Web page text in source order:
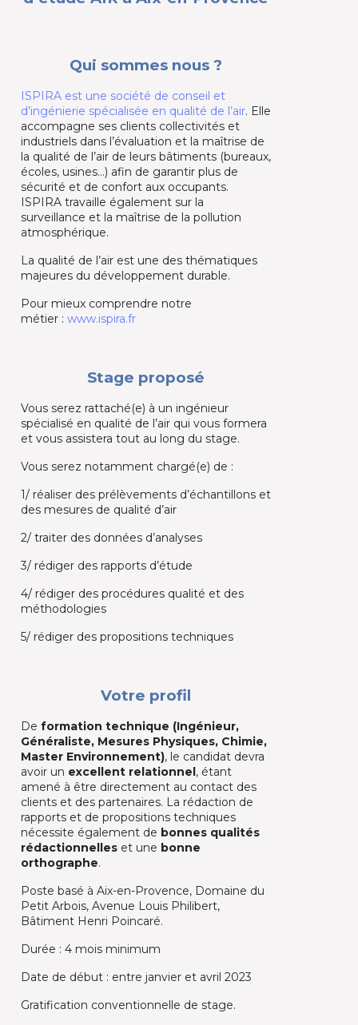
Qui sommes nous ?
ISPIRA est une société de conseil et
d’ingénierie spécialisée en qualité de l’air. Elle
accompagne ses clients collectivités et
industriels dans l’évaluation et la maîtrise de
la qualité de l’air de leurs bâtiments (bureaux,
écoles, usines…) afin de garantir plus de
sécurité et de confort aux occupants.
ISPIRA travaille également sur la
surveillance et la maîtrise de la pollution
atmosphérique.
La qualité de l’air est une des thématiques
majeures du développement durable.
Pour mieux comprendre notre
métier : www.ispira.fr
Stage proposé
Vous serez rattaché(e) à un ingénieur
spécialisé en qualité de l’air qui vous formera
et vous assistera tout au long du stage.
Vous serez notamment chargé(e) de :
1/ réaliser des prélèvements d’échantillons et
des mesures de qualité d’air
2/ traiter des données d’analyses
3/ rédiger des rapports d’étude
4/ rédiger des procédures qualité et des
méthodologies
5/ rédiger des propositions techniques
Votre profil
De formation technique (Ingénieur,
Généraliste, Mesures Physiques, Chimie,
Master Environnement), le candidat devra
avoir un excellent relationnel, étant
amené à être directement au contact des
clients et des partenaires. La rédaction de
rapports et de propositions techniques
nécessite également de bonnes qualités
rédactionnelles et une bonne
orthographe.
Poste basé à Aix-en-Provence, Domaine du
Petit Arbois, Avenue Louis Philibert,
Bâtiment Henri Poincaré.
Durée : 4 mois minimum
Date de début : entre janvier et avril 2023
Gratification conventionnelle de stage.